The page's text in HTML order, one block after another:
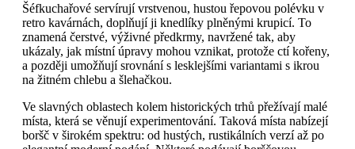
Šéfkuchařové servírují vrstvenou, hustou řepovou polévku v
retro kavárnách, doplňují ji knedlíky plněnými krupicí. To
znamená čerstvé, výživné předkrmy, navržené tak, aby
ukázaly, jak místní úpravy mohou vznikat, protože ctí kořeny,
a později umožňují srovnání s lesklejšími variantami s ikrou
na žitném chlebu a šlehačkou.
Ve slavných oblastech kolem historických trhů přežívají malé
místa, která se věnují experimentování. Taková místa nabízejí
boršč v širokém spektru: od hustých, rustikálních verzí až po